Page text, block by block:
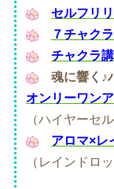
セルフリ
７チャク
チャクラ
魂に響く♪
オンリーワン
（ハイヤーセ
アロマ×レ
（レインドロ